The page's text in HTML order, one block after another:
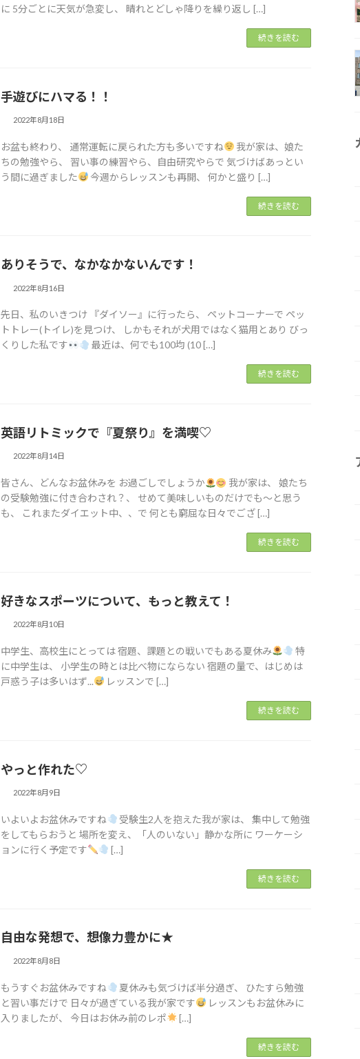
に 5分ごとに天気が急変し、 晴れとどしゃ降りを繰り返し […]
続きを読む
手遊びにハマる！！
2022年8月18日
お盆も終わり、 通常運転に戻られた方も多いですね
我が家は、娘た
ちの勉強やら、 習い事の練習やら、自由研究やらで 気づけばあっとい
う間に過ぎました
今週からレッスンも再開、 何かと盛り […]
続きを読む
ありそうで、なかなかないんです！
2022年8月16日
先日、私のいきつけ 『ダイソー』に行ったら、 ペットコーナーで ペッ
トトレー(トイレ)を見つけ、 しかもそれが犬用ではなく猫用とあり びっ
くりした私です
最近は、何でも100均 (10 […]
続きを読む
英語リトミックで『夏祭り』を満喫♡
2022年8月14日
皆さん、どんなお盆休みを お過ごしでしょうか
我が家は、 娘たち
の受験勉強に付き合わされ？、 せめて美味しいものだけでも～と思う
も、 これまたダイエット中、、で 何とも窮屈な日々でござ […]
続きを読む
好きなスポーツについて、もっと教えて！
2022年8月10日
中学生、高校生にとっては 宿題、課題との戦いでもある夏休み
特
に中学生は、 小学生の時とは比べ物にならない 宿題の量で、はじめは
戸惑う子は多いはず...
レッスンで […]
続きを読む
やっと作れた♡
2022年8月9日
いよいよお盆休みですね
受験生2人を抱えた我が家は、 集中して勉強
をしてもらおうと 場所を変え、「人のいない」静かな所に ワーケーシ
ョンに行く予定です
[…]
続きを読む
自由な発想で、想像力豊かに★
2022年8月8日
もうすぐお盆休みですね
夏休みも気づけば半分過ぎ、 ひたすら勉強
と習い事だけで 日々が過ぎている我が家です
レッスンもお盆休みに
入りましたが、 今日はお休み前のレポ
[…]
続きを読む